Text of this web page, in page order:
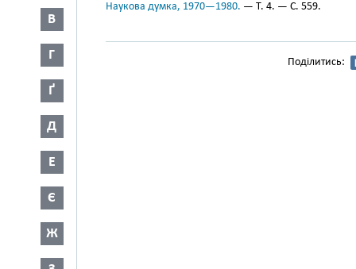
В
Г
Ґ
Д
Е
Є
Ж
Наукова думка, 1970—1980. — Т. 4. — С. 559.
Поділитись: